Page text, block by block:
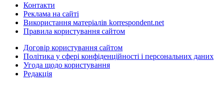
Контакти
Реклама на сайті
Використання матеріалів korrespondent.net
Правила користування сайтом
Договір користування сайтом
Політика у сфері конфіденційності і персональних даних
Угода щодо користування
Редакція